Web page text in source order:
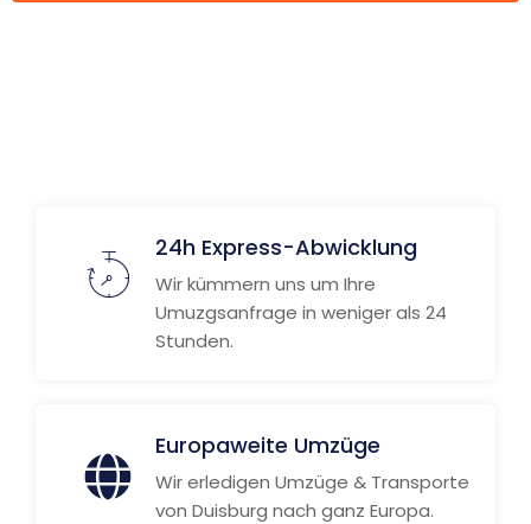
24h Express-Abwicklung
Wir kümmern uns um Ihre
Umuzgsanfrage in weniger als 24
Stunden.
Europaweite Umzüge
Wir erledigen Umzüge & Transporte
von Duisburg nach ganz Europa.